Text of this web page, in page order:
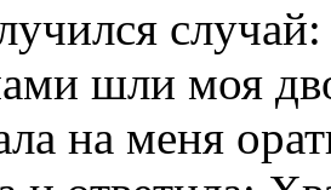
шли моя
на меня